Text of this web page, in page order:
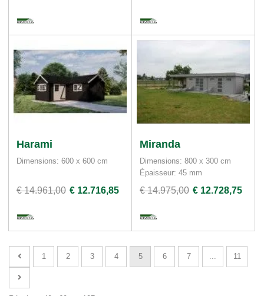
Harami
Dimensions: 600 x 600 cm
€ 14.961,00 € 12.716,85
Miranda
Dimensions: 800 x 300 cm
Épaisseur: 45 mm
€ 14.975,00 € 12.728,75
1 2 3 4 5 6 7 11